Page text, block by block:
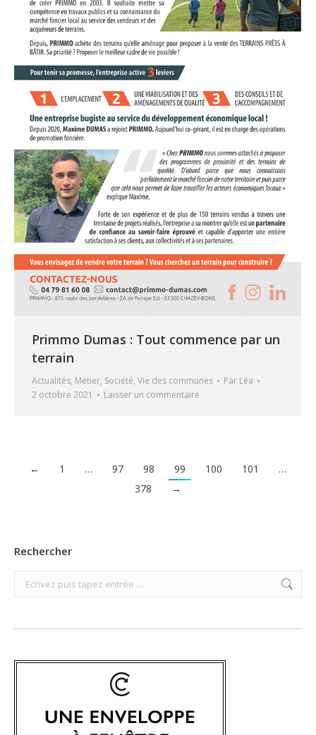
Primmo Dumas : Tout commence par un
terrain
Actualités, Métier, Société, Vie des communes Par Léa
2 octobre 2021
Laisser un commentaire
← 1 … 97 98 99 100 101
…
378
→
Rechercher
Search: